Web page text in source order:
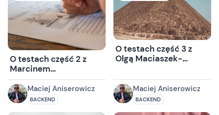
O testach część 2 z
Marcinem
Grzejszczakiem
Maciej Aniserowicz
BACKEND
O testach część 3 z
Olgą Maciaszek-
Maciej Aniserowicz
BACKEND